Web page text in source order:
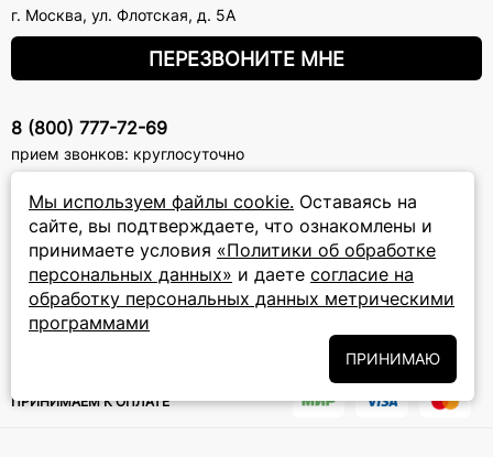
Мы используем файлы cookie. Оставаясь на
сайте, вы подтверждаете, что ознакомлены и
принимаете условия «Политики об обработке
персональных данных» и даете согласие на
обработку персональных данных метрическими
программами
ПРИНИМАЮ
г. Москва, ул. Флотская, д. 5А
ПЕРЕЗВОНИТЕ МНЕ
8 (800) 777-72-69
прием звонков: круглосуточно
ПОДПИСКА НА РАССЫЛКУ
Подписаться на новости
Подписываясь на рассылку, вы соглашаетесь с условиямиПолитики
обработки персональных данных
ПРИНИМАЕМ К ОПЛАТЕ